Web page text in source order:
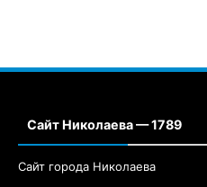
Сайт Николаева — 1789
Сайт города Николаева